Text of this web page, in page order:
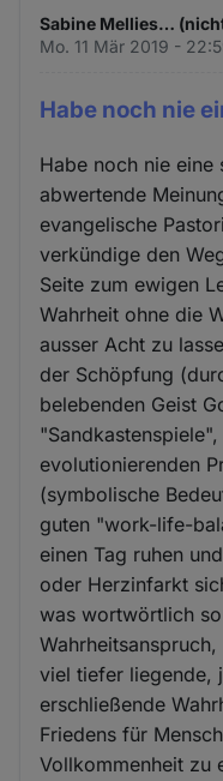
Sabine Mellies…
Mo. 11 Mär 2019 -
Habe noch nie
Habe noch nie
abwertende
evangelische
verkündige den
Seite zum ewigen
Wahrheit ohne die
ausser Acht zu
der Schöpfung
belebenden Geist
evolutionierenden
(symbolische
guten "work-life-
einen Tag ruhen
oder Herzinfarkt
was wortwörtlich
viel tiefer liegende,
erschließende
Friedens für
Vollkommenheit zu